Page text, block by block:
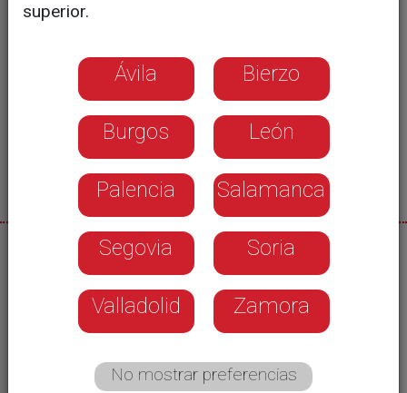
26/11/2025
Santa Marta de Tormes gana un nuevo espacio
para el paseo en un entorno natural. El
Ayuntamiento de la localidad ha acondicionado
una nueva zona para caminar, pasear en bicicleta
o practicar running disfrutando de la naturaleza
superior.
Ávila Bierzo
Burgos León
Palencia Salamanca
Segovia Soria
Valladolid Zamora
No mostrar preferencias